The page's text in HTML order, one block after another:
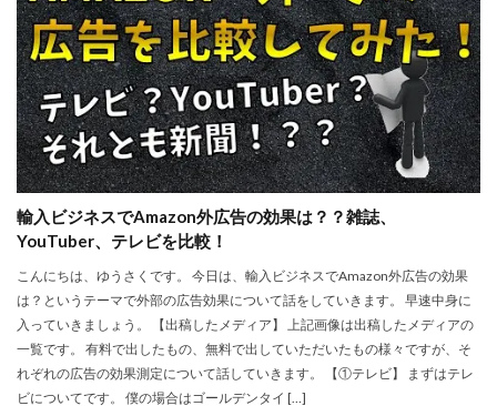
輸入ビジネスでAmazon外広告の効果は？？雑誌、
YouTuber、テレビを比較！
こんにちは、ゆうさくです。 今日は、輸入ビジネスでAmazon外広告の効果
は？というテーマで外部の広告効果について話をしていきます。 早速中身に
入っていきましょう。 【出稿したメディア】 上記画像は出稿したメディアの
一覧です。 有料で出したもの、無料で出していただいたもの様々ですが、そ
れぞれの広告の効果測定について話していきます。 【①テレビ】 まずはテレ
ビについてです。 僕の場合はゴールデンタイ […]